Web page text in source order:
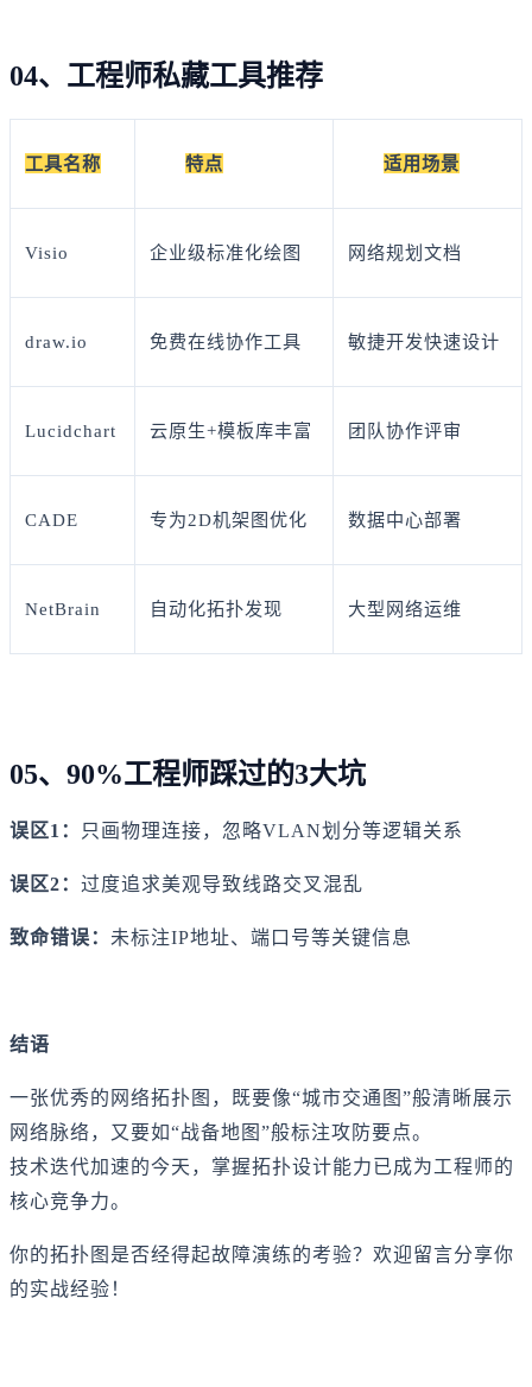
04、工程师私藏工具推荐
工具名称 特点 适用场景
Visio 企业级标准化绘图 网络规划文档
draw.io 免费在线协作工具 敏捷开发快速设计
Lucidchart 云原生+模板库丰富 团队协作评审
CADE 专为2D机架图优化 数据中心部署
NetBrain 自动化拓扑发现 大型网络运维
05、90%工程师踩过的3大坑
误区1： 只画物理连接，忽略VLAN划分等逻辑关系
误区2： 过度追求美观导致线路交叉混乱
致命错误： 未标注IP地址、端口号等关键信息
结语
一张优秀的网络拓扑图，既要像“城市交通图”般清晰展示
网络脉络，又要如“战备地图”般标注攻防要点。
技术迭代加速的今天，掌握拓扑设计能力已成为工程师的
核心竞争力。
你的拓扑图是否经得起故障演练的考验？欢迎留言分享你
的实战经验！